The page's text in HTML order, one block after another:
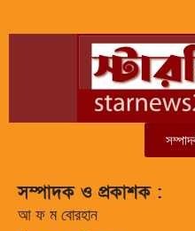
সম্পাদক ও প্রকাশক :
আ ফ ম বোরহান